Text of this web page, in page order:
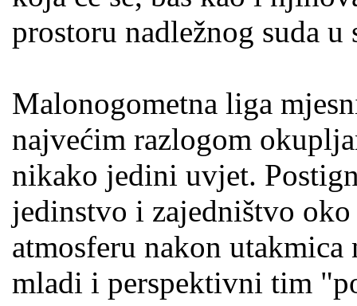
prostoru nadležnog suda
Malonogometna liga
najvećim razlogom
nikako jedini uvjet.
jedinstvo i zajedništvo
atmosferu nakon
mladi i perspektivni tim